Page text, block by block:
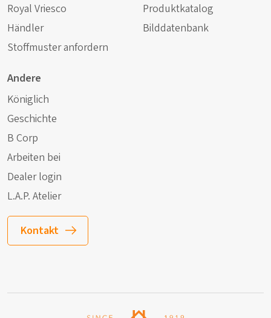
Royal Vriesco
Händler
Stoffmuster anfordern
Produktkatalog
Bilddatenbank
Andere
Königlich
Geschichte
B Corp
Arbeiten bei
Dealer login
L.A.P. Atelier
Kontakt